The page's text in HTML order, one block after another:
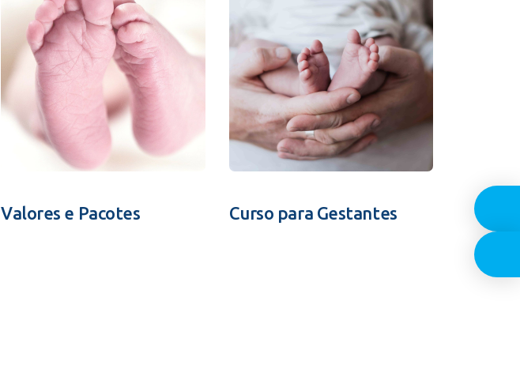
Valores e Pacotes Curso para Gestantes